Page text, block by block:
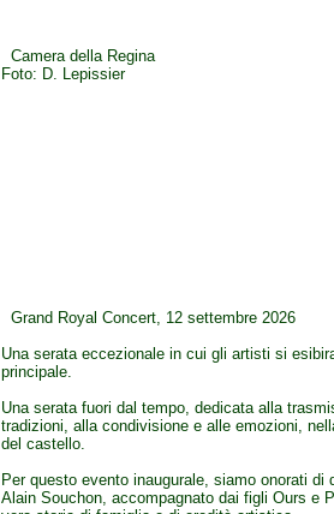
Camera della Regina
Foto: D. Lepissier
Grand Royal Concert, 12 settembre 2026
Una serata eccezionale in cui gli artisti si
principale.
Una serata fuori dal tempo, dedicata alla
tradizioni, alla condivisione e alle emozioni,
del castello.
Per questo evento inaugurale, siamo onorati di
Alain Souchon, accompagnato dai figli Ours e